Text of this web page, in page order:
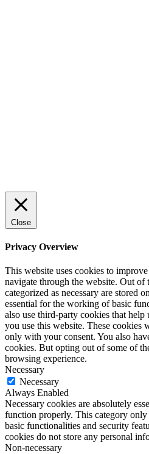
Close
Privacy Overview
This website uses cookies to
navigate through the website. Out of
categorized as necessary are stored
essential for the working of basic
also use third-party cookies that help
you use this website. These cookies
only with your consent. You also
cookies. But opting out of some of
browsing experience.
Necessary
Necessary
Always Enabled
Necessary cookies are absolutely
function properly. This category only
basic functionalities and security
cookies do not store any personal
Non-necessary